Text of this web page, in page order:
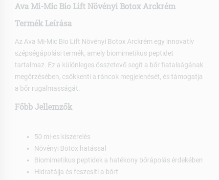
Ava Mi-Mic Bio Lift Növényi Botox Arckrém
Termék Leírása
Az Ava Mi-Mic Bio Lift Növényi Botox Arckrém egy innovatív
szépségápolási termék, amely biomimetikus peptidet
tartalmaz. Ez a különleges összetevő segít a bőr fiatalságának
megőrzésében, csökkenti a ráncok megjelenését, és támogatja
a bőr rugalmasságát.
Főbb Jellemzők
50 ml-es kiszerelés
Növényi Botox hatással
Biomimetikus peptidek a hatékony bőrápolás érdekében
Hidratálja és feszesíti a bőrt